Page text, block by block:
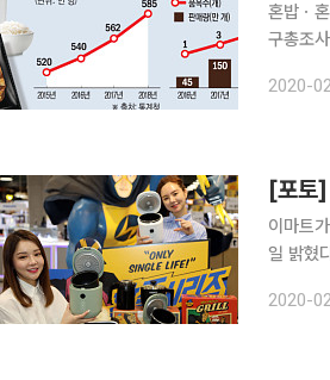
혼밥ㆍ
구총조
자제하
2020-
[포토]
이마트
일 밝혔
솥은
2020-